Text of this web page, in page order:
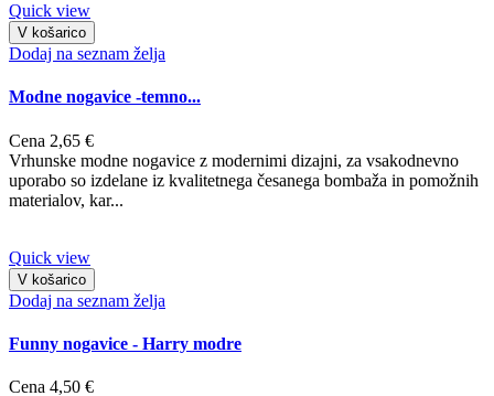
Quick view
V košarico
Dodaj na seznam želja
Modne nogavice -temno...
Cena 2,65 €
Vrhunske modne nogavice z modernimi dizajni, za vsakodnevno
uporabo so izdelane iz kvalitetnega česanega bombaža in pomožnih
materialov, kar...
Quick view
V košarico
Dodaj na seznam želja
Funny nogavice - Harry modre
Cena 4,50 €